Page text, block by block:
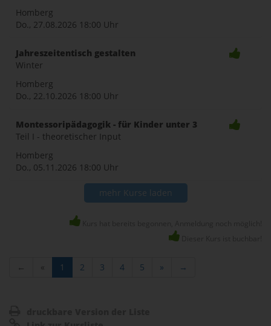
Homberg
Do., 27.08.2026 18:00 Uhr
Jahreszeitentisch gestalten
Winter
Homberg
Do., 22.10.2026 18:00 Uhr
Montessoripädagogik - für Kinder unter 3
Teil I - theoretischer Input
Homberg
Do., 05.11.2026 18:00 Uhr
mehr Kurse laden
← « 1 2 3 4 5 » →